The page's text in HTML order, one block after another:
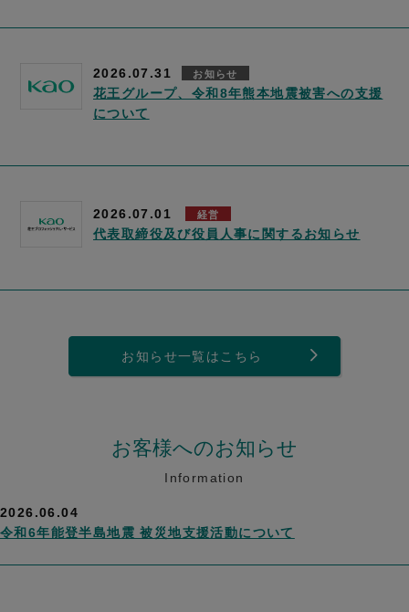
2026.07.31 お知らせ
花王グループ、令和8年熊本地震被害への支援
について
2026.07.01 経営
代表取締役及び役員人事に関するお知らせ
お知らせ一覧はこちら
お客様へのお知らせ
Information
2026.06.04
令和6年能登半島地震 被災地支援活動について